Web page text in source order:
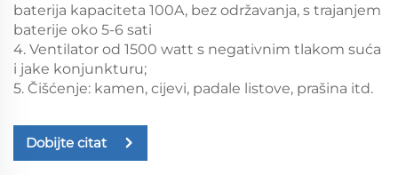
baterija kapaciteta 100A, bez održavanja, s trajanjem
baterije oko 5-6 sati
4. Ventilator od 1500 watt s negativnim tlakom suća
i jake konjunkturu;
5. Čišćenje: kamen, cijevi, padale listove, prašina itd.
Dobijte citat